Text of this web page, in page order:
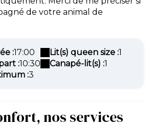
de votre animal de
:17:00
:10:30
:3
Lit(s) queen size :1
Canapé-lit(s) :1
nos services